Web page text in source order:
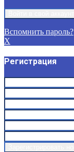
Вспомнить пароль?
X
Регистрация